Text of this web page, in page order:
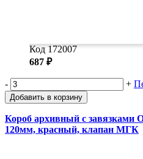
Код 172007
687 ₽
- +
Добавить в корзину
Короб архивный с завязками
120мм, красный, клапан МГК